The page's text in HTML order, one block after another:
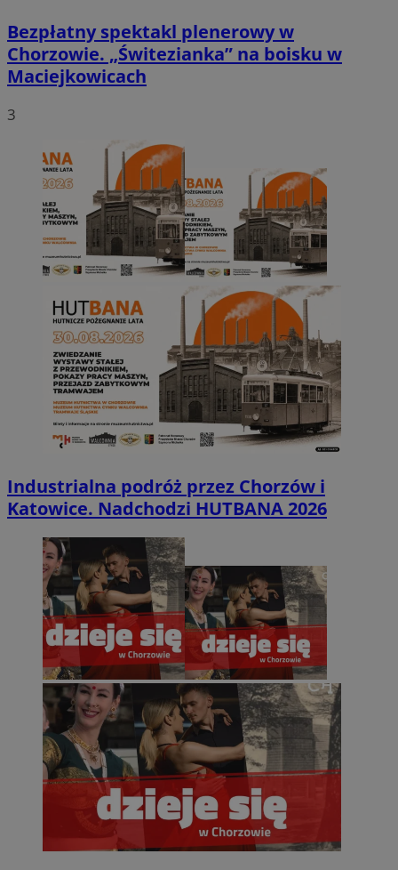
Bezpłatny spektakl plenerowy w
Chorzowie. „Świtezianka” na boisku w
Maciejkowicach
3
Industrialna podróż przez Chorzów i
Katowice. Nadchodzi HUTBANA 2026